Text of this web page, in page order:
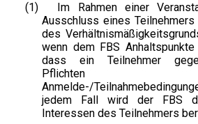
(1)
Im Rahmen einer
Ausschluss eines Teilnehmers
des
wenn dem FBS
dass ein Teilnehmer
Pflichten
Anmelde-/
jedem Fall wird der FBS
Interessen des Teilnehmers